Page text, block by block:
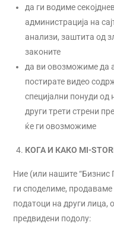
да ги водиме
администрација на
анализи, заштита од
законите
да ви овозможиме да
постирате видео
специјални понуди
други трети стрени
ќе ги овозможиме
КОГА И КАКО MI-
Ние (или нашите “Бизнис
ги споделиме,
податоци на други лица,
предвидени подолу: